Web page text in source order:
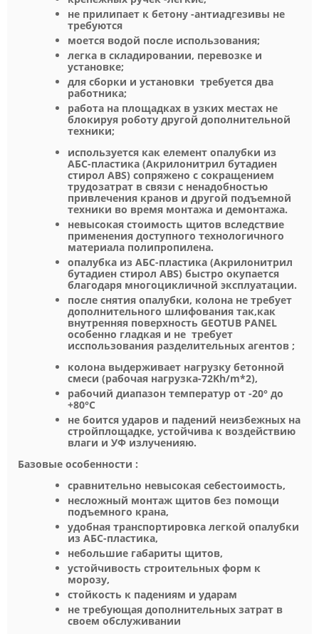
не прилипает к бетону -антиадгезивы не
требуются
моется водой после использования;
легка в складировании, перевозке и
установке;
для сборки и установки требуется два
работника;
работа на площадках в узких местах не
блокируя роботу другой дополнительной
техники;
используется как елемент опалубки из
АБС-пластика (Акрилонитрил бутадиен
стирол ABS) сопряжено с сокращением
трудозатрат в связи с ненадобностью
привлечения кранов и другой подъемной
техники во время монтажа и демонтажа.
невысокая стоимость щитов вследствие
применения доступного технологичного
материала полипропилена.
опалубка из АБС-пластика (Акрилонитрил
бутадиен стирол ABS) быстро окупается
благодаря многоцикличной эксплуатации.
после снятия опалубки, колона не требует
дополнительного шлифования так,как
внутренняя поверхность GEOTUB PANEL
особенно гладкая и не требует
исспользования разделительных агентов ;
колона выдерживает нагрузку бетонной
смеси (рабочая нагрузка-72Kh/m*2),
рабочий диапазон температур от -20° до
+80°С
не боится ударов и падений неизбежных на
стройплощадке, устойчива к воздействию
влаги и УФ излученияю.
Базовые особенности :
сравнительно невысокая себестоимость,
несложный монтаж щитов без помощи
подъемного крана,
удобная транспортировка легкой опалубки
из АБС-пластика,
небольшие габариты щитов,
устойчивость строительных форм к
морозу,
стойкость к падениям и ударам
не требующая дополнительных затрат в
своем обслуживании